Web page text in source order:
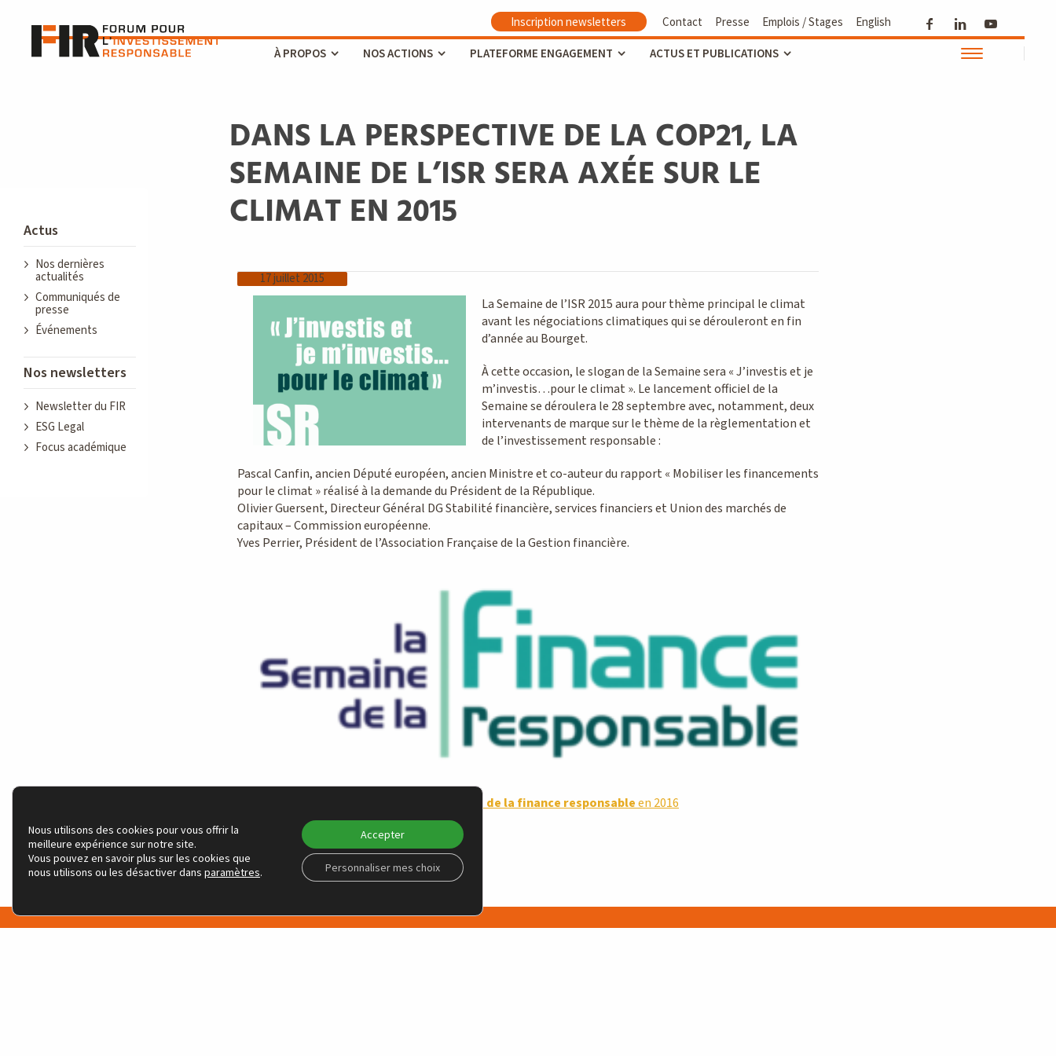
Inscription newsletters Contact Presse Emplois / Stages English
À PROPOS NOS ACTIONS PLATEFORME ENGAGEMENT ACTUS ET PUBLICATIONS
DANS LA PERSPECTIVE DE LA COP21, LA
SEMAINE DE L’ISR SERA AXÉE SUR LE
CLIMAT EN 2015
17 juillet 2015
La Semaine de l’ISR 2015 aura pour thème principal le climat
avant les négociations climatiques qui se dérouleront en fin
d’année au Bourget.
À cette occasion, le slogan de la Semaine sera « J’investis et je
m’investis…pour le climat ». Le lancement officiel de la
Semaine se déroulera le 28 septembre avec, notamment, deux
intervenants de marque sur le thème de la règlementation et
de l’investissement responsable :
Pascal Canfin, ancien Député européen, ancien Ministre et co-auteur du rapport « Mobiliser les financements
pour le climat » réalisé à la demande du Président de la République.
Olivier Guersent, Directeur Général DG Stabilité financière, services financiers et Union des marchés de
capitaux – Commission européenne.
Yves Perrier, Président de l’Association Française de la Gestion financière.
Semaine de la finance responsableen 2016
Actus
Nos dernières
actualités
Communiqués de
presse
Événements
Nos newsletters
Newsletter du FIR
ESG Legal
Focus académique
Nous utilisons des cookies pour vous offrir la
meilleure expérience sur notre site.
Vous pouvez en savoir plus sur les cookies que
nous utilisons ou les désactiver dans paramètres.
Accepter
Personnaliser mes choix